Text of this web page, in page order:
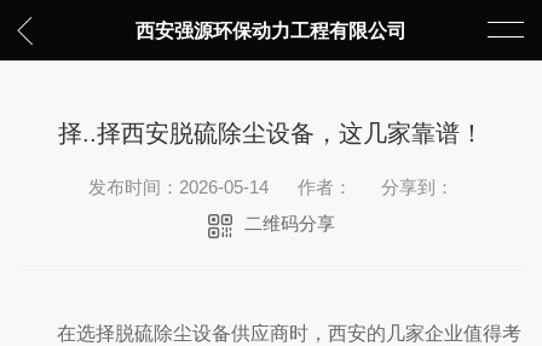
西安强源环保动力工程有限公司
择..择西安脱硫除尘设备，这几家靠谱！
发布时间：2026-05-14 作者：
分享到：
二维码分享
在选择脱硫除尘设备供应商时，西安的几家企业值得考